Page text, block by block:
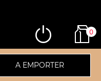
0
A EMPORTER